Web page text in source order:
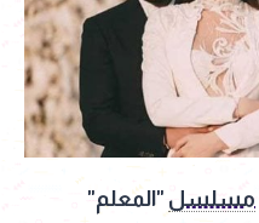
مسلسل "المعلم"